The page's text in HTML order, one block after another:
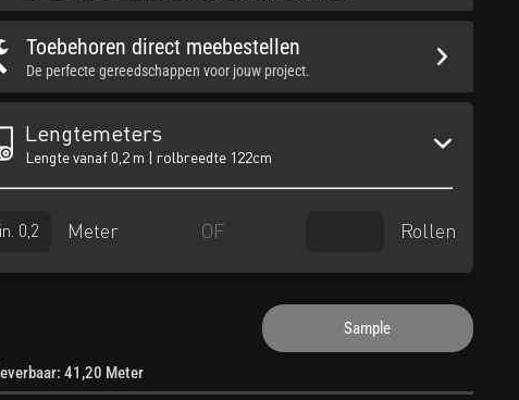
Toebehoren direct meebestellen
De perfecte gereedschappen voor jouw project.
Lengtemeters
Lengte vanaf 0,2 m | rolbreedte 122cm
Meter OF Rollen
Sample
41,20 Meter